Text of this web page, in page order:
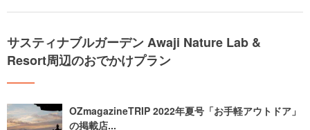
サスティナブルガーデン Awaji Nature Lab &
Resort周辺のおでかけプラン
OZmagazineTRIP 2022年夏号「お手軽アウトドア」
の掲載店...